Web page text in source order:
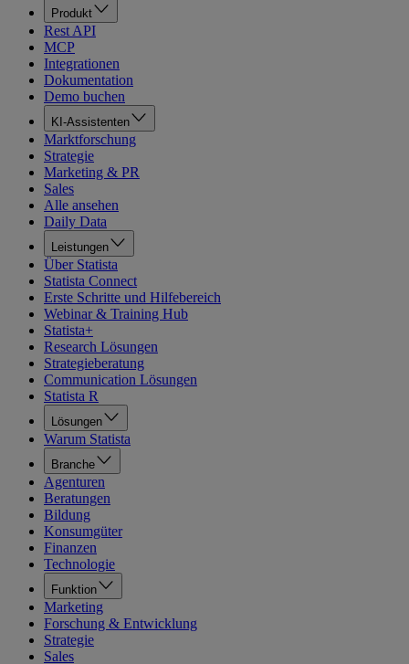
Produkt
Rest API
MCP
Integrationen
Dokumentation
Demo buchen
KI-Assistenten
Marktforschung
Strategie
Marketing & PR
Sales
Alle ansehen
Daily Data
Leistungen
Über Statista
Statista Connect
Erste Schritte und Hilfebereich
Webinar & Training Hub
Statista+
Research Lösungen
Strategieberatung
Communication Lösungen
Statista R
Lösungen
Warum Statista
Branche
Agenturen
Beratungen
Bildung
Konsumgüter
Finanzen
Technologie
Funktion
Marketing
Forschung & Entwicklung
Strategie
Sales